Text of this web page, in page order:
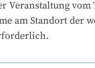
Veranstaltung vom
am Standort der